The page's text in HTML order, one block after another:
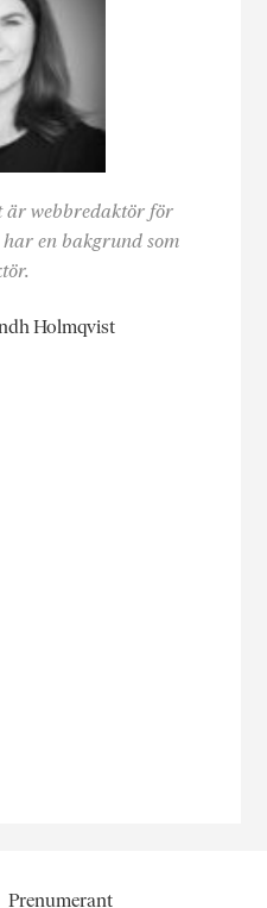
webbredaktör för
en bakgrund som
Holmqvist
Prenumerant